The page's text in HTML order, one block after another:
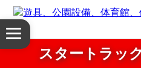
体
育
メ
ニ
スタートラッ